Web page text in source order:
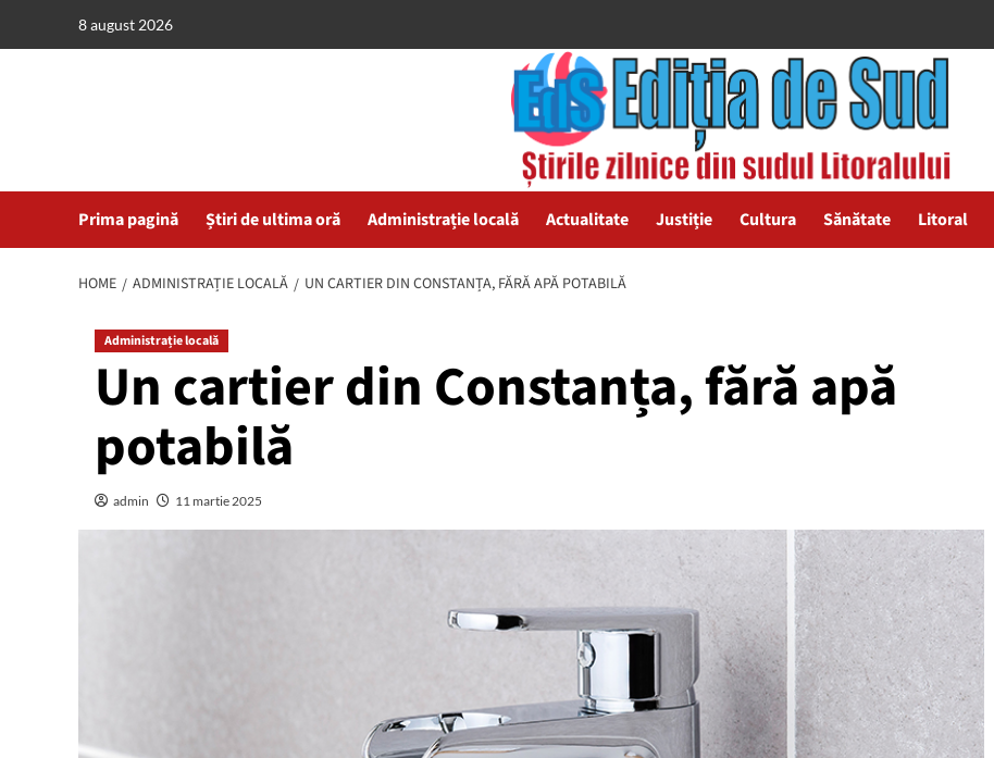
8 august 2026
Prima pagină Știri de ultima oră Administrație locală Actualitate Justiție Cultura Sănătate Litoral
HOME ADMINISTRAȚIE LOCALĂ UN CARTIER DIN CONSTANȚA, FĂRĂ APĂ POTABILĂ
Administrație locală
Un cartier din Constanța, fără apă
potabilă
admin 11 martie 2025